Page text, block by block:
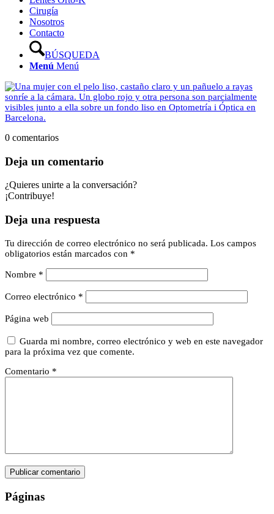
Cirugía
Nosotros
Contacto
BÚSQUEDA
Menú Menú
0 comentarios
Deja un comentario
¿Quieres unirte a la conversación?
¡Contribuye!
Deja una respuesta
Tu dirección de correo electrónico no será publicada. Los campos
obligatorios están marcados con *
Nombre *
Correo electrónico *
Página web
Guarda mi nombre, correo electrónico y web en este navegador
para la próxima vez que comente.
Comentario *
Páginas